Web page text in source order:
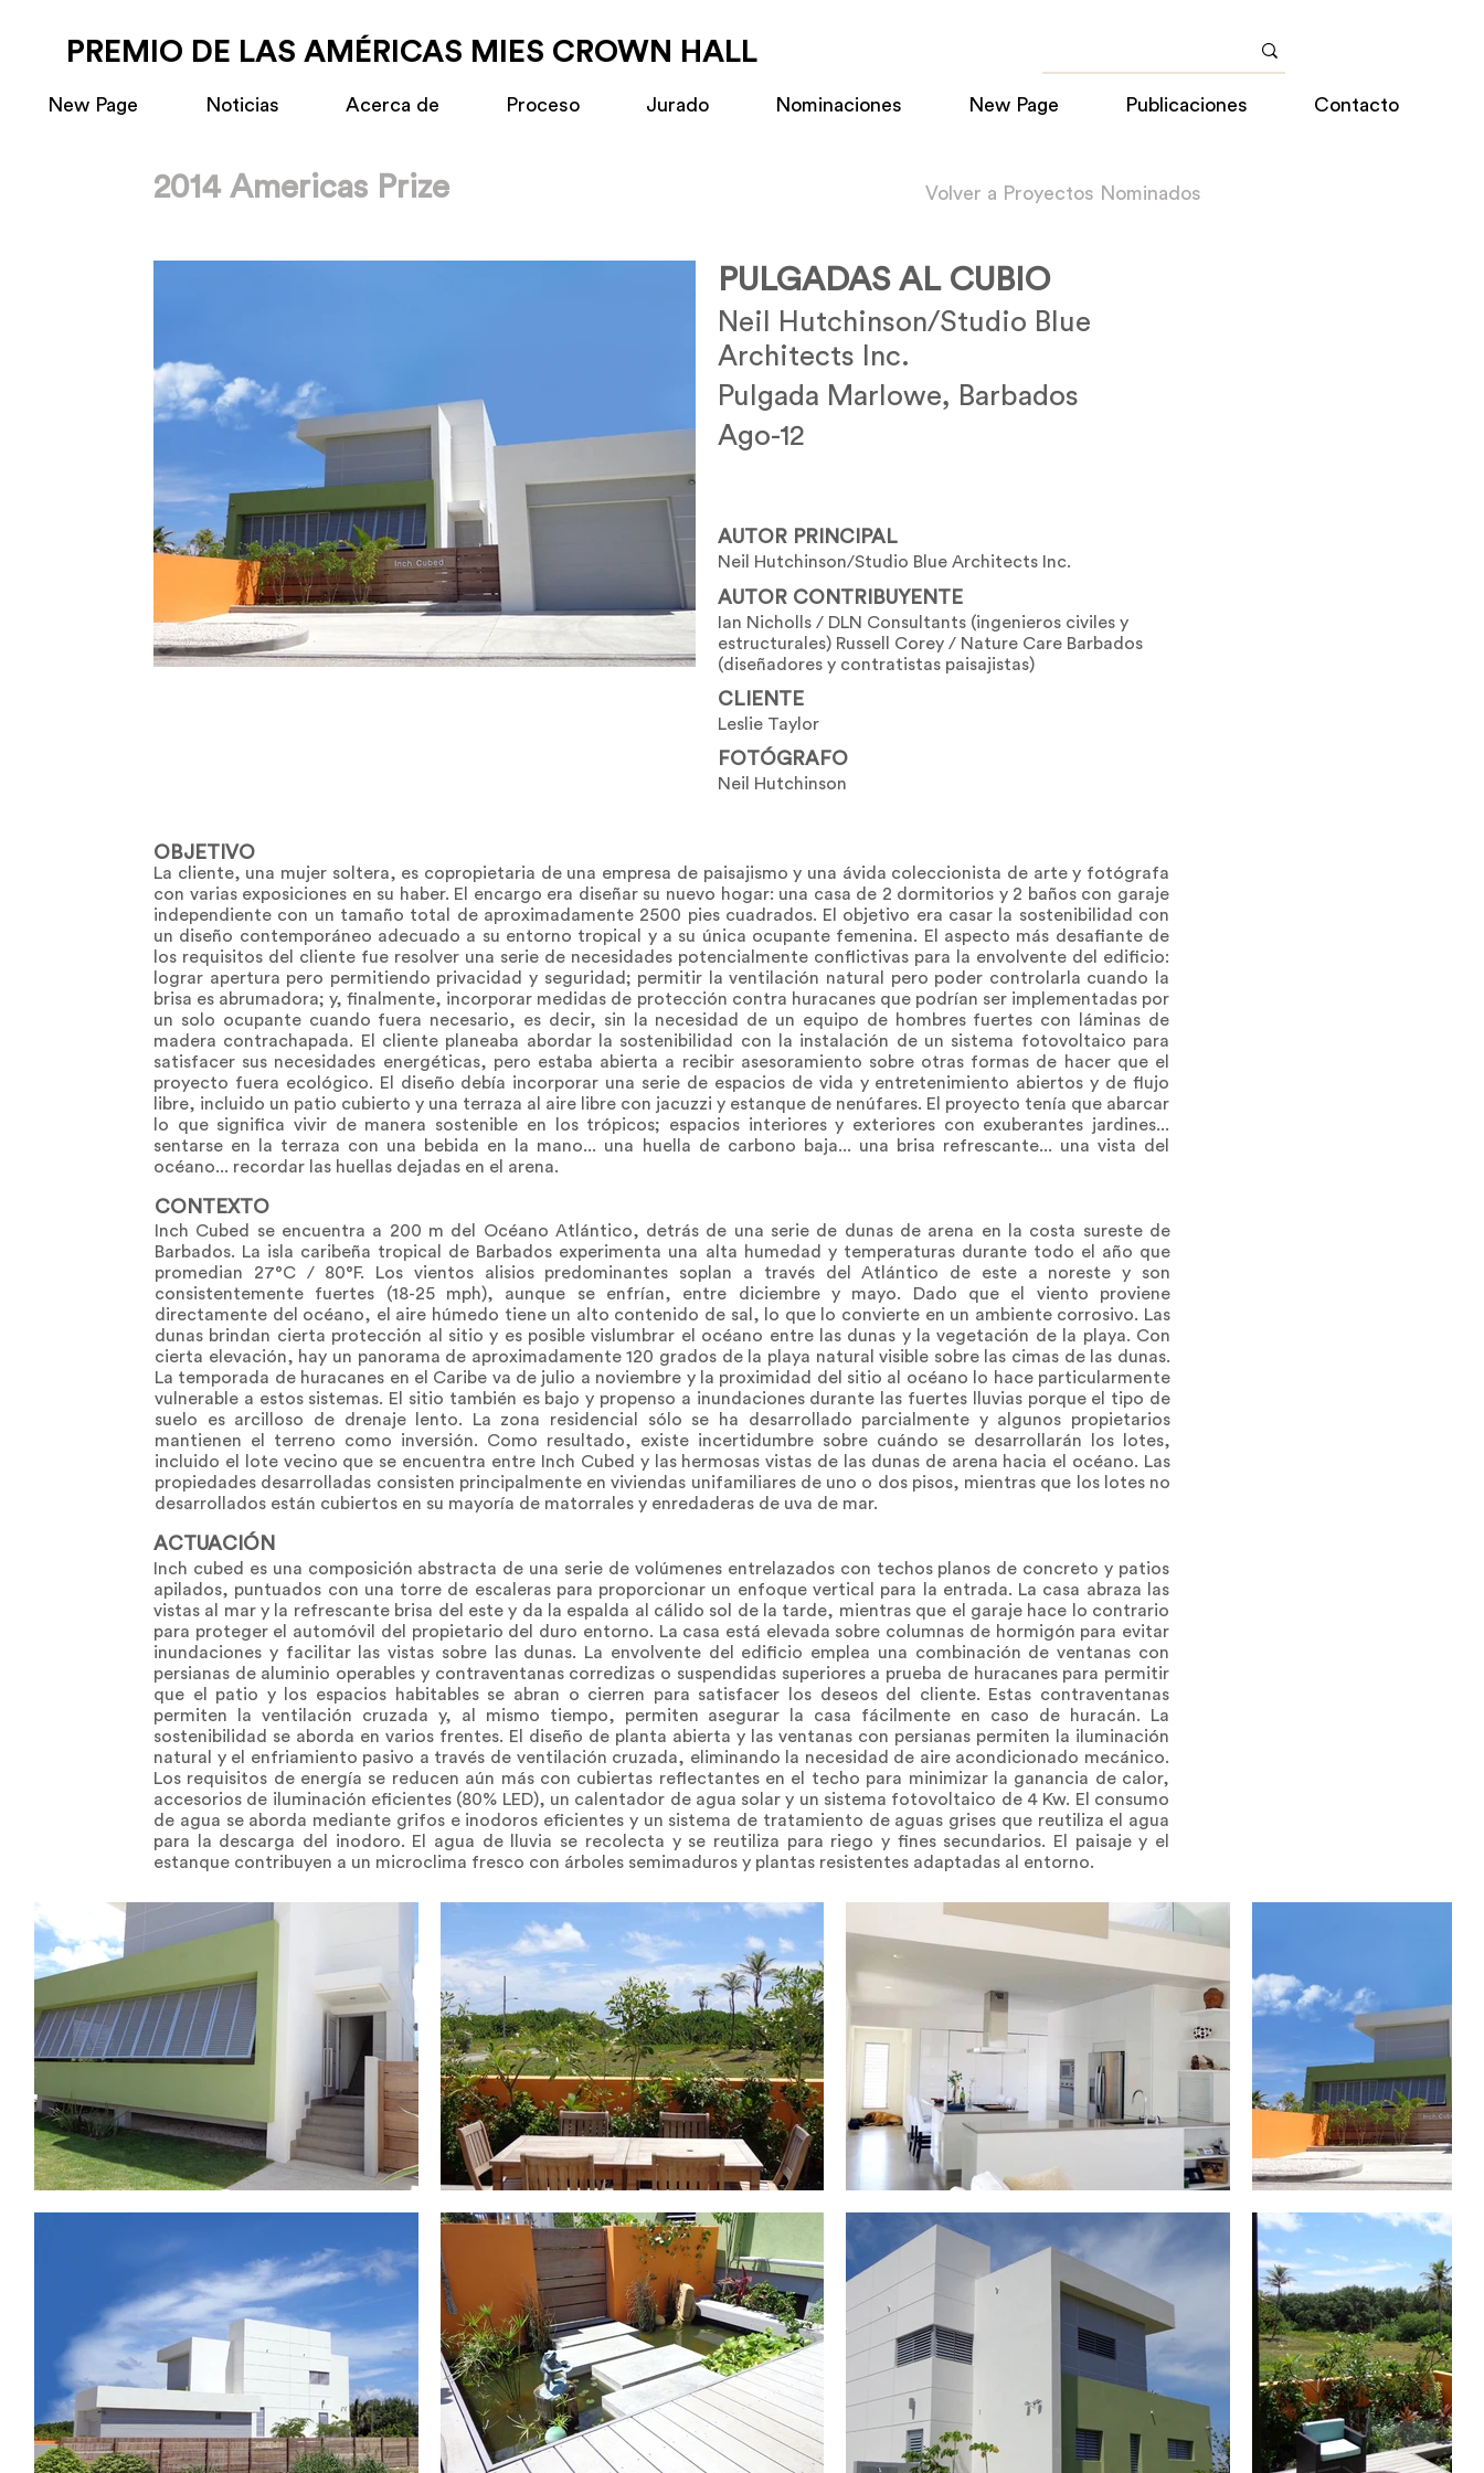
PREMIO DE LAS AMÉRICAS MIES CROWN HALL
New Page Noticias Acerca de Proceso Jurado Nominaciones New Page Publicaciones Contacto
2014 Americas Prize Volver a Proyectos Nominados
PULGADAS AL CUBIO
Neil Hutchinson/Studio Blue
Architects Inc.
Pulgada Marlowe, Barbados
Ago-12
AUTOR PRINCIPAL
Neil Hutchinson/Studio Blue Architects Inc.
AUTOR CONTRIBUYENTE
Ian Nicholls / DLN Consultants (ingenieros civiles y
estructurales) Russell Corey / Nature Care Barbados
(diseñadores y contratistas paisajistas)
CLIENTE
Leslie Taylor
FOTÓGRAFO
Neil Hutchinson
OBJETIVO
La cliente, una mujer soltera, es copropietaria de una empresa de paisajismo y una ávida coleccionista de arte y fotógrafa
con varias exposiciones en su haber. El encargo era diseñar su nuevo hogar: una casa de 2 dormitorios y 2 baños con garaje
independiente con un tamaño total de aproximadamente 2500 pies cuadrados. El objetivo era casar la sostenibilidad con
un diseño contemporáneo adecuado a su entorno tropical y a su única ocupante femenina. El aspecto más desafiante de
los requisitos del cliente fue resolver una serie de necesidades potencialmente conflictivas para la envolvente del edificio:
lograr apertura pero permitiendo privacidad y seguridad; permitir la ventilación natural pero poder controlarla cuando la
brisa es abrumadora; y, finalmente, incorporar medidas de protección contra huracanes que podrían ser implementadas por
un solo ocupante cuando fuera necesario, es decir, sin la necesidad de un equipo de hombres fuertes con láminas de
madera contrachapada. El cliente planeaba abordar la sostenibilidad con la instalación de un sistema fotovoltaico para
satisfacer sus necesidades energéticas, pero estaba abierta a recibir asesoramiento sobre otras formas de hacer que el
proyecto fuera ecológico. El diseño debía incorporar una serie de espacios de vida y entretenimiento abiertos y de flujo
libre, incluido un patio cubierto y una terraza al aire libre con jacuzzi y estanque de nenúfares. El proyecto tenía que abarcar
lo que significa vivir de manera sostenible en los trópicos; espacios interiores y exteriores con exuberantes jardines...
sentarse en la terraza con una bebida en la mano... una huella de carbono baja... una brisa refrescante... una vista del
océano... recordar las huellas dejadas en el arena.
CONTEXTO
Inch Cubed se encuentra a 200 m del Océano Atlántico, detrás de una serie de dunas de arena en la costa sureste de
Barbados. La isla caribeña tropical de Barbados experimenta una alta humedad y temperaturas durante todo el año que
promedian 27°C / 80°F. Los vientos alisios predominantes soplan a través del Atlántico de este a noreste y son
consistentemente fuertes (18-25 mph), aunque se enfrían, entre diciembre y mayo. Dado que el viento proviene
directamente del océano, el aire húmedo tiene un alto contenido de sal, lo que lo convierte en un ambiente corrosivo. Las
dunas brindan cierta protección al sitio y es posible vislumbrar el océano entre las dunas y la vegetación de la playa. Con
cierta elevación, hay un panorama de aproximadamente 120 grados de la playa natural visible sobre las cimas de las dunas.
La temporada de huracanes en el Caribe va de julio a noviembre y la proximidad del sitio al océano lo hace particularmente
vulnerable a estos sistemas. El sitio también es bajo y propenso a inundaciones durante las fuertes lluvias porque el tipo de
suelo es arcilloso de drenaje lento. La zona residencial sólo se ha desarrollado parcialmente y algunos propietarios
mantienen el terreno como inversión. Como resultado, existe incertidumbre sobre cuándo se desarrollarán los lotes,
incluido el lote vecino que se encuentra entre Inch Cubed y las hermosas vistas de las dunas de arena hacia el océano. Las
propiedades desarrolladas consisten principalmente en viviendas unifamiliares de uno o dos pisos, mientras que los lotes no
desarrollados están cubiertos en su mayoría de matorrales y enredaderas de uva de mar.
ACTUACIÓN
Inch cubed es una composición abstracta de una serie de volúmenes entrelazados con techos planos de concreto y patios
apilados, puntuados con una torre de escaleras para proporcionar un enfoque vertical para la entrada. La casa abraza las
vistas al mar y la refrescante brisa del este y da la espalda al cálido sol de la tarde, mientras que el garaje hace lo contrario
para proteger el automóvil del propietario del duro entorno. La casa está elevada sobre columnas de hormigón para evitar
inundaciones y facilitar las vistas sobre las dunas. La envolvente del edificio emplea una combinación de ventanas con
persianas de aluminio operables y contraventanas corredizas o suspendidas superiores a prueba de huracanes para permitir
que el patio y los espacios habitables se abran o cierren para satisfacer los deseos del cliente. Estas contraventanas
permiten la ventilación cruzada y, al mismo tiempo, permiten asegurar la casa fácilmente en caso de huracán. La
sostenibilidad se aborda en varios frentes. El diseño de planta abierta y las ventanas con persianas permiten la iluminación
natural y el enfriamiento pasivo a través de ventilación cruzada, eliminando la necesidad de aire acondicionado mecánico.
Los requisitos de energía se reducen aún más con cubiertas reflectantes en el techo para minimizar la ganancia de calor,
accesorios de iluminación eficientes (80% LED), un calentador de agua solar y un sistema fotovoltaico de 4 Kw. El consumo
de agua se aborda mediante grifos e inodoros eficientes y un sistema de tratamiento de aguas grises que reutiliza el agua
para la descarga del inodoro. El agua de lluvia se recolecta y se reutiliza para riego y fines secundarios. El paisaje y el
estanque contribuyen a un microclima fresco con árboles semimaduros y plantas resistentes adaptadas al entorno.